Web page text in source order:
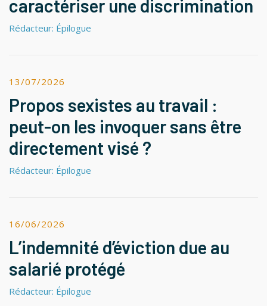
caractériser une discrimination
Rédacteur: Épilogue
13/07/2026
Propos sexistes au travail :
peut-on les invoquer sans être
directement visé ?
Rédacteur: Épilogue
16/06/2026
L’indemnité d’éviction due au
salarié protégé
Rédacteur: Épilogue